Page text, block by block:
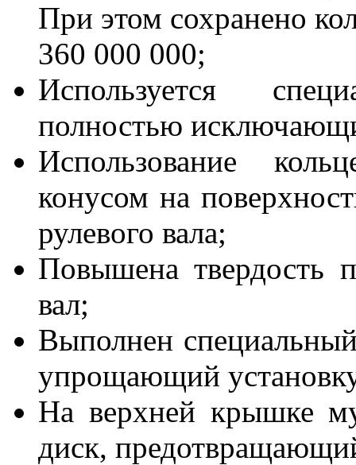
При этом сохранено
360 000 000;
Используется
полностью
Использование
конусом на
рулевого вала;
Повышена твердость
вал;
Выполнен
упрощающий
На верхней крышке
диск,